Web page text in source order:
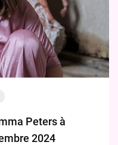
Peters à
2024